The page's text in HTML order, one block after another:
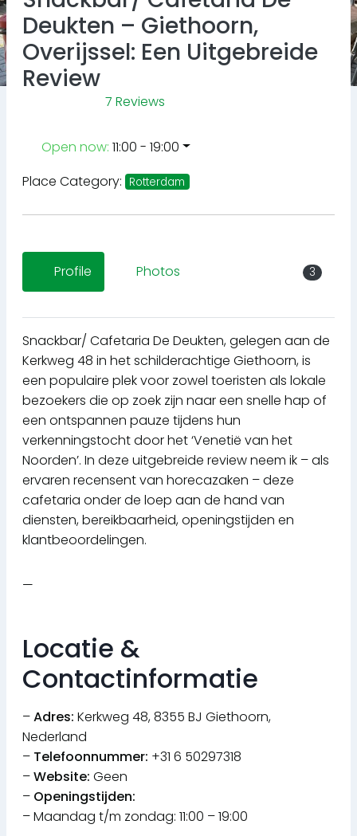
Deukten – Giethoorn,
Overijssel: Een Uitgebreide
Review
7 Reviews
Open now: 11:00 - 19:00
Place Category: Rotterdam
Profile Photos 3
Snackbar/ Cafetaria De Deukten, gelegen aan de
Kerkweg 48 in het schilderachtige Giethoorn, is
een populaire plek voor zowel toeristen als lokale
bezoekers die op zoek zijn naar een snelle hap of
een ontspannen pauze tijdens hun
verkenningstocht door het ‘Venetië van het
Noorden’. In deze uitgebreide review neem ik – als
ervaren recensent van horecazaken – deze
cafetaria onder de loep aan de hand van
diensten, bereikbaarheid, openingstijden en
klantbeoordelingen.
—
Locatie &
Contactinformatie
–Adres: Kerkweg 48, 8355 BJ Giethoorn,
Nederland
– Telefoonnummer: +31 6 50297318
–Website: Geen
– Openingstijden:
– Maandag t/m zondag: 11:00 – 19:00